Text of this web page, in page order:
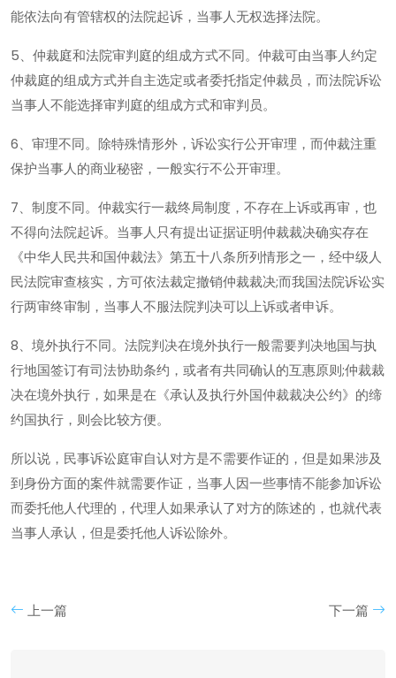
能依法向有管辖权的法院起诉，当事人无权选择法院。
5、仲裁庭和法院审判庭的组成方式不同。仲裁可由当事人约定
仲裁庭的组成方式并自主选定或者委托指定仲裁员，而法院诉讼
当事人不能选择审判庭的组成方式和审判员。
6、审理不同。除特殊情形外，诉讼实行公开审理，而仲裁注重
保护当事人的商业秘密，一般实行不公开审理。
7、制度不同。仲裁实行一裁终局制度，不存在上诉或再审，也
不得向法院起诉。当事人只有提出证据证明仲裁裁决确实存在
《中华人民共和国仲裁法》第五十八条所列情形之一，经中级人
民法院审查核实，方可依法裁定撤销仲裁裁决;而我国法院诉讼实
行两审终审制，当事人不服法院判决可以上诉或者申诉。
8、境外执行不同。法院判决在境外执行一般需要判决地国与执
行地国签订有司法协助条约，或者有共同确认的互惠原则;仲裁裁
决在境外执行，如果是在《承认及执行外国仲裁裁决公约》的缔
约国执行，则会比较方便。
所以说，民事诉讼庭审自认对方是不需要作证的，但是如果涉及
到身份方面的案件就需要作证，当事人因一些事情不能参加诉讼
而委托他人代理的，代理人如果承认了对方的陈述的，也就代表
当事人承认，但是委托他人诉讼除外。
上一篇 下一篇